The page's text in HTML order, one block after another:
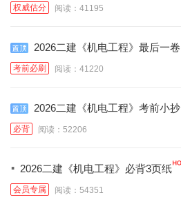
权威估分 阅读：41195
2026二建《机电工程》最后一卷
考前必刷 阅读：41220
2026二建《机电工程》考前小抄
必背 阅读：52206
· 2026二建《机电工程》必背3页纸
会员专属 阅读：54351